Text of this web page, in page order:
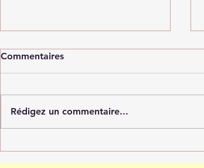
crois en toi
Commentaires
Rédigez un commentaire...